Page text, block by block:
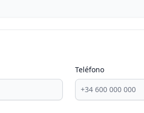
Teléfono